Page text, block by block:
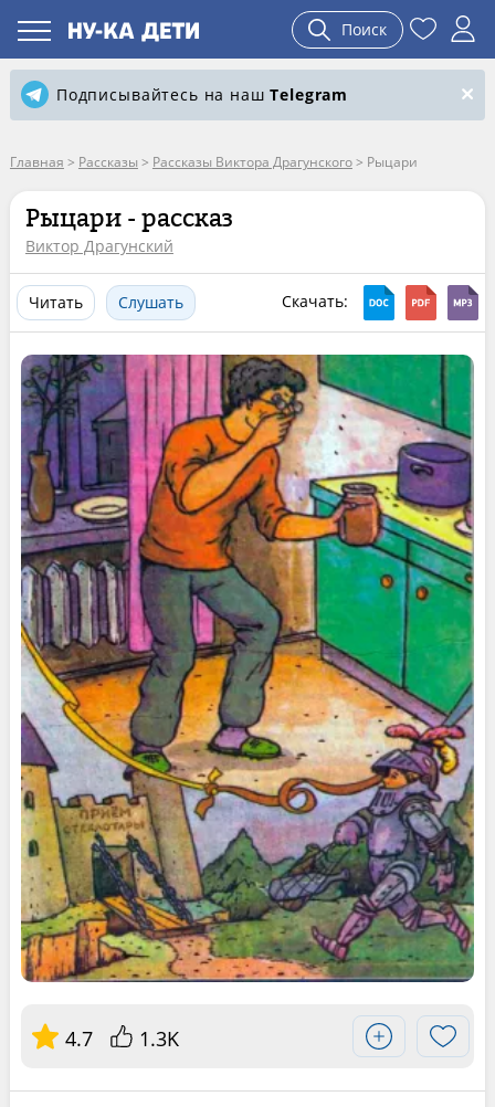
Поиск
Подписывайтесь на нашTelegram
Главная > Рассказы > Рассказы Виктора Драгунского> Рыцари
Рыцари - рассказ
Виктор Драгунский
Читать Слушать Скачать:
4.7 1.3K